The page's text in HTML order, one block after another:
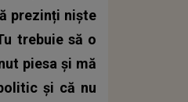
prezinți niște
trebuie să o
piesa și mă
și că nu